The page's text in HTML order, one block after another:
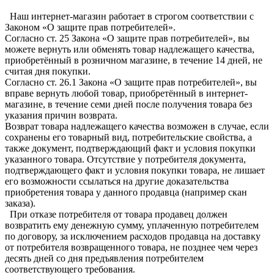
Наш интернет-магазин работает в строгом соответствии с
Законом «О защите прав потребителей».
Согласно ст. 25 Закона «О защите прав потребителей», вы
можете вернуть или обменять товар надлежащего качества,
приобретённый в розничном магазине, в течение 14 дней, не
считая дня покупки.
Согласно ст. 26.1 Закона «О защите прав потребителей», вы
вправе вернуть любой товар, приобретённый в интернет-
магазине, в течение семи дней после получения товара без
указания причин возврата.
Возврат товара надлежащего качества возможен в случае, если
сохранены его товарный вид, потребительские свойства, а
также документ, подтверждающий факт и условия покупки
указанного товара. Отсутствие у потребителя документа,
подтверждающего факт и условия покупки товара, не лишает
его возможности ссылаться на другие доказательства
приобретения товара у данного продавца (например скан
заказа).
При отказе потребителя от товара продавец должен
возвратить ему денежную сумму, уплаченную потребителем
по договору, за исключением расходов продавца на доставку
от потребителя возвращенного товара, не позднее чем через
десять дней со дня предъявления потребителем
соответствующего требования.